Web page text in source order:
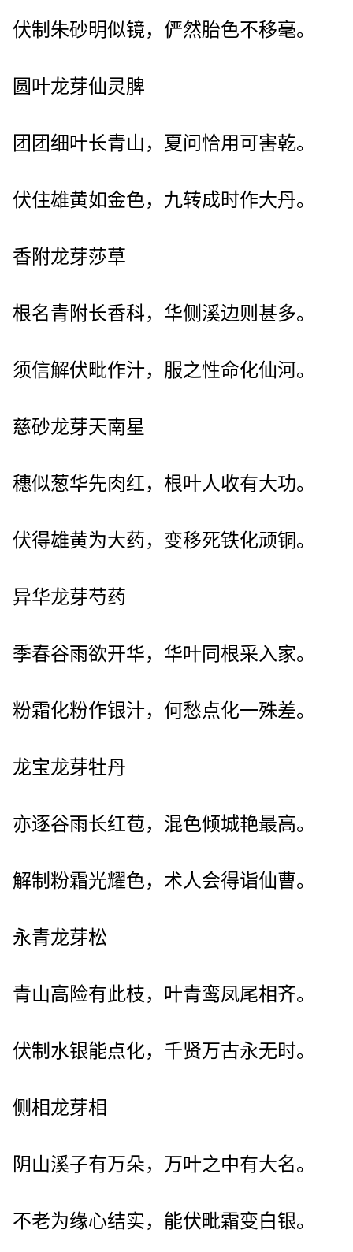
伏制朱砂明似镜，俨然胎色不移毫。
圆叶龙芽仙灵脾
团团细叶长青山，夏问恰用可害乾。
伏住雄黄如金色，九转成时作大丹。
香附龙芽莎草
根名青附长香科，华侧溪边则甚多。
须信解伏毗作汁，服之性命化仙河。
慈砂龙芽天南星
穗似葱华先肉红，根叶人收有大功。
伏得雄黄为大药，变移死铁化顽铜。
异华龙芽芍药
季春谷雨欲开华，华叶同根采入家。
粉霜化粉作银汁，何愁点化一殊差。
龙宝龙芽牡丹
亦逐谷雨长红苞，混色倾城艳最高。
解制粉霜光耀色，术人会得诣仙曹。
永青龙芽松
青山高险有此枝，叶青鸾凤尾相齐。
伏制水银能点化，千贤万古永无时。
侧相龙芽相
阴山溪子有万朵，万叶之中有大名。
不老为缘心结实，能伏毗霜变白银。